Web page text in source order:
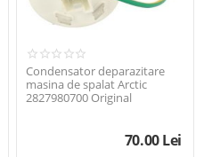
Condensator deparazitare
masina de spalat Arctic
2827980700 Original
70.00Lei